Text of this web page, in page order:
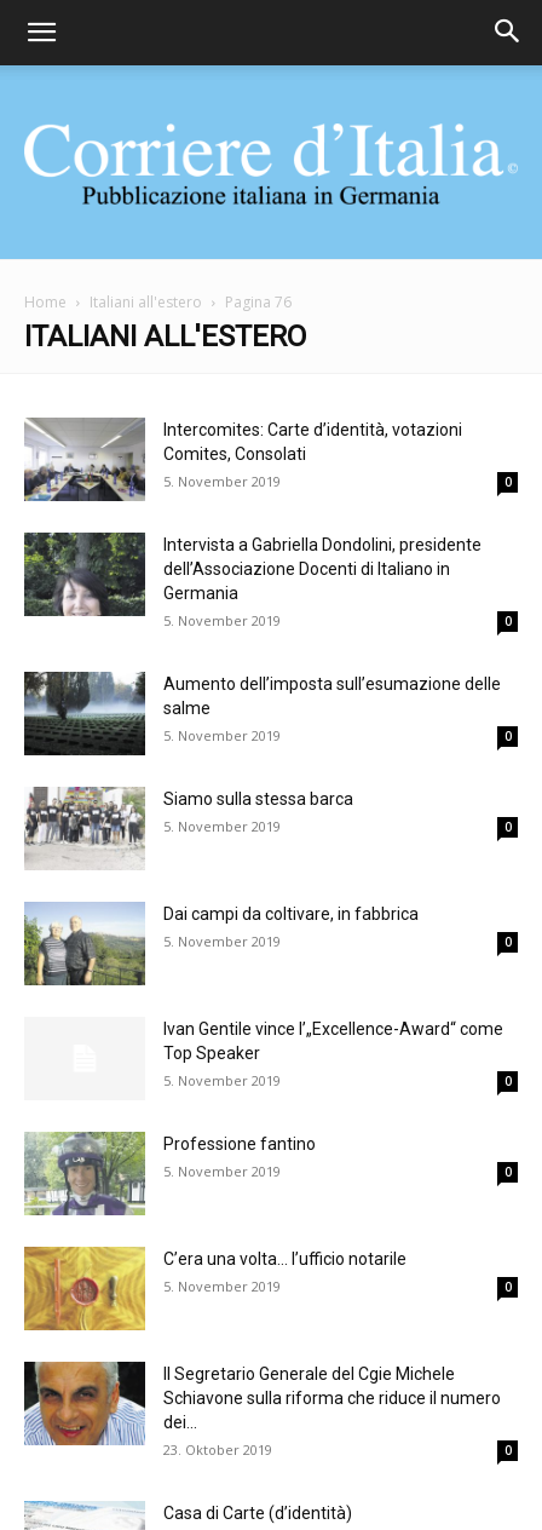
Corriere
Home Italiani all'estero Pagina 76
ITALIANI ALL'ESTERO
Intercomites: Carte d’identità, votazioni
Comites, Consolati
5. November 2019 0
Intervista a Gabriella Dondolini, presidente
dell’Associazione Docenti di Italiano in
Germania
5. November 2019 0
Aumento dell’imposta sull’esumazione delle
salme
5. November 2019 0
Siamo sulla stessa barca
5. November 2019 0
Dai campi da coltivare, in fabbrica
5. November 2019 0
Ivan Gentile vince l’„Excellence-Award“ come
Top Speaker
5. November 2019 0
Professione fantino
5. November 2019 0
C’era una volta… l’ufficio notarile
5. November 2019 0
Il Segretario Generale del Cgie Michele
Schiavone sulla riforma che riduce il numero
dei...
23. Oktober 2019 0
Casa di Carte (d’identità)